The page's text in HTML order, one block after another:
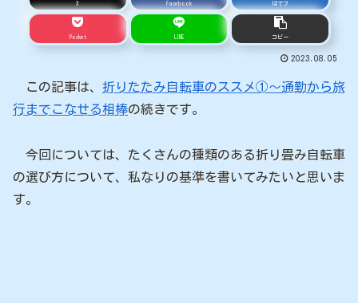
X Facebook はてブ
Pocket LINE コピー
2023.08.05
この記事は、 折りたたみ自転車のススメ①〜通勤から旅
行までこなせる相棒の続きです。
今回については、たくさんの種類のある折り畳み自転車
の選び方について、私なりの基準を書いてみたいと思いま
す。